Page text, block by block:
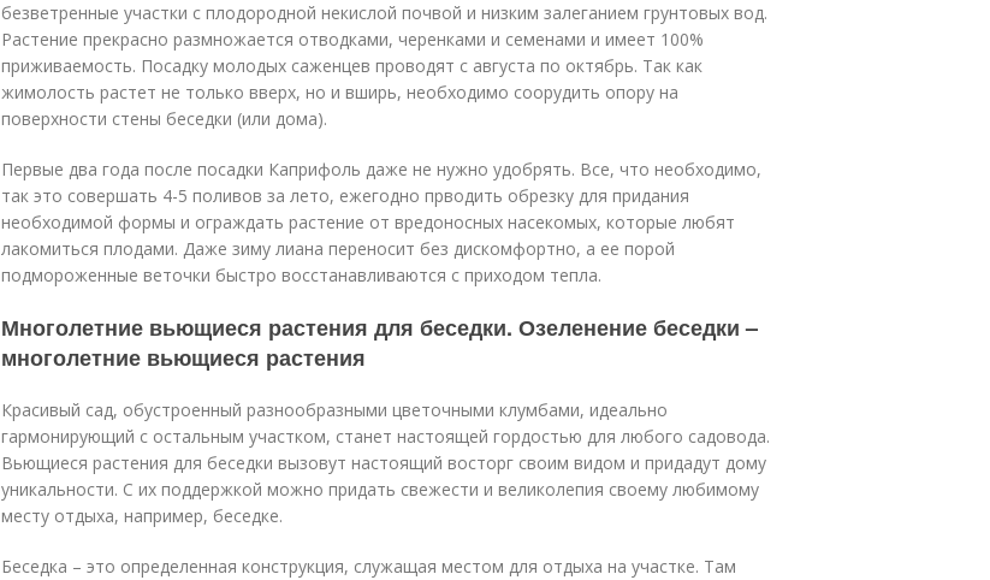
безветренные участки с плодородной некислой почвой и низким залеганием грунтовых вод.
Растение прекрасно размножается отводками, черенками и семенами и имеет 100%
приживаемость. Посадку молодых саженцев проводят с августа по октябрь. Так как
жимолость растет не только вверх, но и вширь, необходимо соорудить опору на
поверхности стены беседки (или дома).
Первые два года после посадки Каприфоль даже не нужно удобрять. Все, что необходимо,
так это совершать 4-5 поливов за лето, ежегодно прводить обрезку для придания
необходимой формы и ограждать растение от вредоносных насекомых, которые любят
лакомиться плодами. Даже зиму лиана переносит без дискомфортно, а ее порой
подмороженные веточки быстро восстанавливаются с приходом тепла.
Многолетние вьющиеся растения для беседки. Озеленение беседки –
многолетние вьющиеся растения
Красивый сад, обустроенный разнообразными цветочными клумбами, идеально
гармонирующий с остальным участком, станет настоящей гордостью для любого садовода.
Вьющиеся растения для беседки вызовут настоящий восторг своим видом и придадут дому
уникальности. С их поддержкой можно придать свежести и великолепия своему любимому
месту отдыха, например, беседке.
Беседка – это определенная конструкция, служащая местом для отдыха на участке. Там